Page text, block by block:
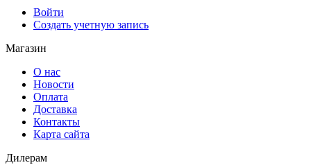
Войти
Создать учетную запись
Магазин
О нас
Новости
Оплата
Доставка
Контакты
Карта сайта
Дилерам